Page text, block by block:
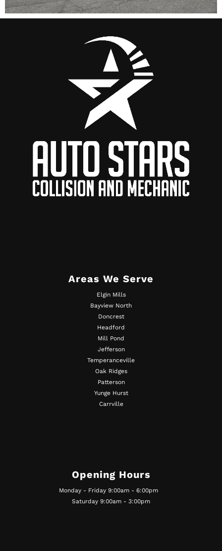
Areas We Serve
Elgin Mills
Bayview North
Doncrest
Headford
Mill Pond
Jefferson
Temperanceville
Oak Ridges
Patterson
Yunge Hurst
Carrville
Opening Hours
Monday - Friday 9:00am - 6:00pm
Saturday 9:00am - 3:00pm